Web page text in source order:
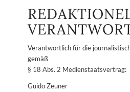
Verantwortlich für die
gemäß
§ 18 Abs. 2 Medienstaatsvertrag:
Guido Zeuner